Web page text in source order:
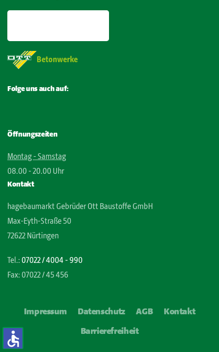
Betonwerke
Folge uns auch auf:
Öffnungszeiten
Montag - Samstag
08.00 - 20.00 Uhr
Kontakt
hagebaumarkt Gebrüder Ott Baustoffe GmbH
Max-Eyth-Straße 50
72622 Nürtingen
Tel.: 07022 / 4004 - 990
Fax: 07022 / 45 456
Impressum Datenschutz AGB Kontakt
Barrierefreiheit